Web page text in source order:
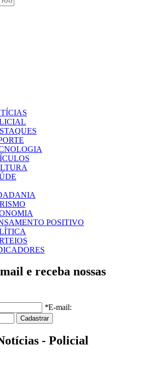
POSITIVO
e receba nossas
*E-mail:
- Policial